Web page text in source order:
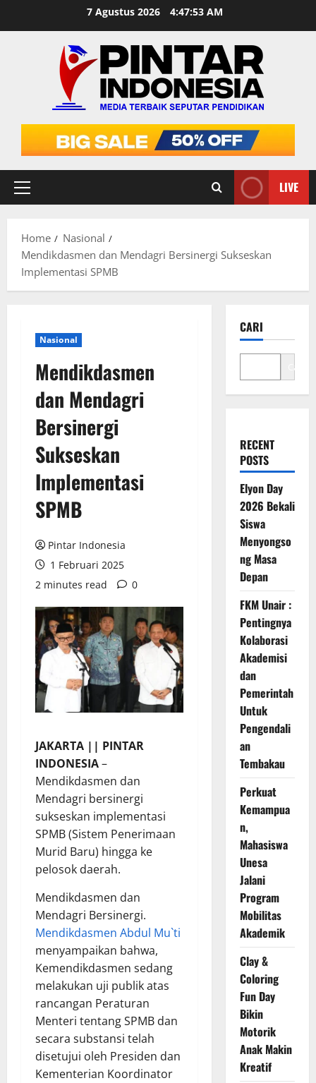
7 Agustus 2026 4:47:54 AM
Primary
LIVE
Home
Nasional
Mendikdasmen dan Mendagri Bersinergi Sukseskan
Implementasi SPMB
Nasional
Mendikdasmen
dan Mendagri
Bersinergi
Sukseskan
Implementasi
SPMB
Pintar Indonesia
1 Februari 2025
2 minutes read
0
JAKARTA || PINTAR
INDONESIA–
Mendikdasmen dan
Mendagri bersinergi
sukseskan implementasi
SPMB (Sistem Penerimaan
Murid Baru) hingga ke
pelosok daerah.
Mendikdasmen dan
Mendagri Bersinergi.
Mendikdasmen Abdul Mu`ti
menyampaikan bahwa,
Kemendikdasmen sedang
melakukan uji publik atas
rancangan Peraturan
Menteri tentang SPMB dan
secara substansi telah
disetujui oleh Presiden dan
Kementerian Koordinator
CARI
Cari
RECENT
POSTS
Elyon Day
2026 Bekali
Siswa
Menyongso
ng Masa
Depan
FKM Unair :
Pentingnya
Kolaborasi
Akademisi
dan
Pemerintah
Untuk
Pengendali
an
Tembakau
Perkuat
Kemampua
n,
Mahasiswa
Unesa
Jalani
Program
Mobilitas
Akademik
Clay &
Coloring
Fun Day
Bikin
Motorik
Anak Makin
Kreatif